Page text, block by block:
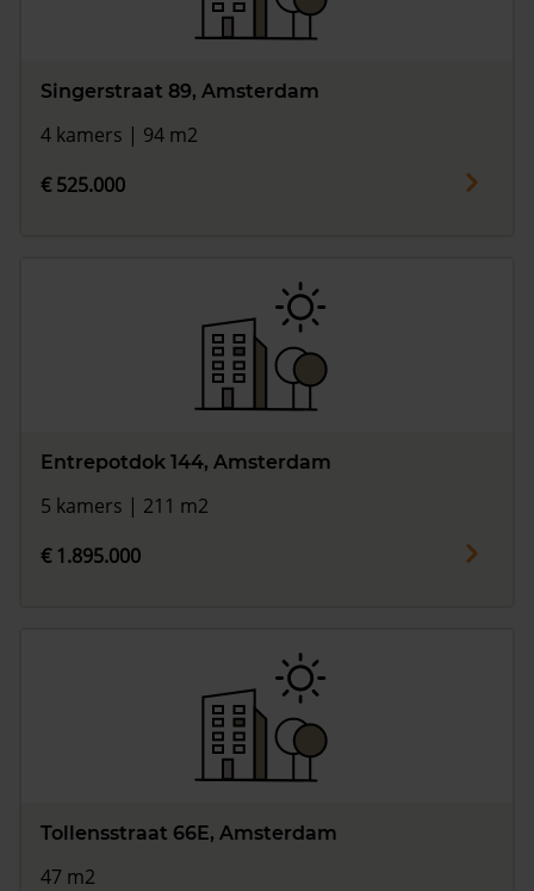
Singerstraat 89, Amsterdam
4 kamers | 94 m2
€ 525.000
Entrepotdok 144, Amsterdam
5 kamers | 211 m2
€ 1.895.000
Tollensstraat 66E, Amsterdam
47 m2